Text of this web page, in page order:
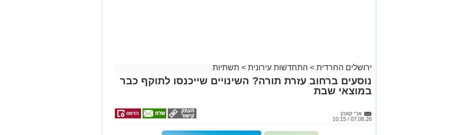
ירושלים החרדית > התחדשות עירונית > תשתיות
נוסעים ברחוב עזרת תורה? השינויים שייכנסו לתוקף כבר
במוצאי שבת
ארי קאהן
07.08.26 / 10:15